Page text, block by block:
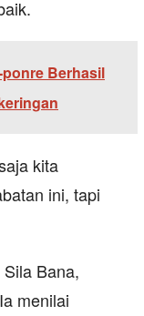
Berhasil
kita
ini, tapi
Bana,
menilai